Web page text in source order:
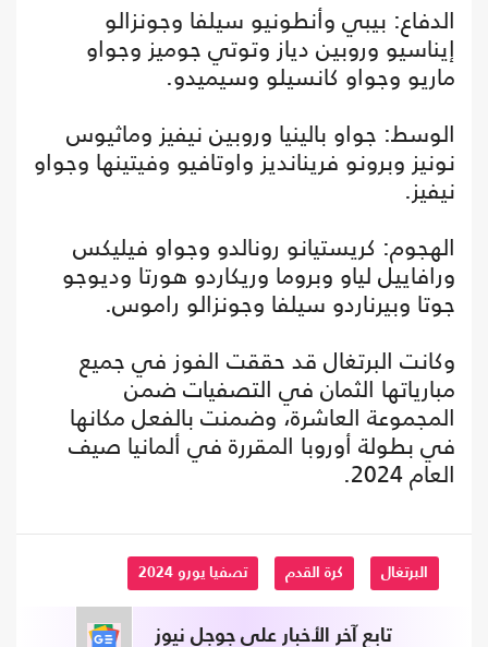
الدفاع: بيبي وأنطونيو سيلفا وجونزالو
إيناسيو وروبين دياز وتوتي جوميز وجواو
ماريو وجواو كانسيلو وسيميدو.
الوسط: جواو بالينيا وروبين نيفيز وماثيوس
نونيز وبرونو فرينانديز واوتافيو وفيتينها وجواو
نيفيز.
الهجوم: كريستيانو رونالدو وجواو فيليكس
ورافاييل لياو وبروما وريكاردو هورتا وديوجو
جوتا وبيرناردو سيلفا وجونزالو راموس.
وكانت البرتغال قد حققت الفوز في جميع
مبارياتها الثمان في التصفيات ضمن
المجموعة العاشرة، وضمنت بالفعل مكانها
في بطولة أوروبا المقررة في ألمانيا صيف
العام 2024.
البرتغال كرة القدم تصفيا يورو 2024
تابع آخر الأخبار على جوجل نيوز